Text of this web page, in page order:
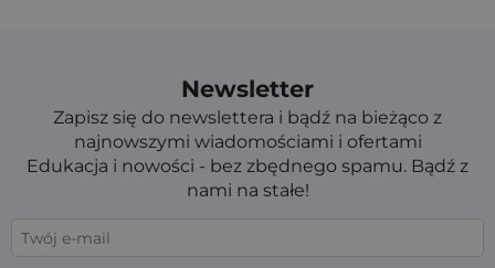
Newsletter
Zapisz się do newslettera i bądź na bieżąco z
najnowszymi wiadomościami i ofertami
Edukacja i nowości - bez zbędnego spamu. Bądź z
nami na stałe!